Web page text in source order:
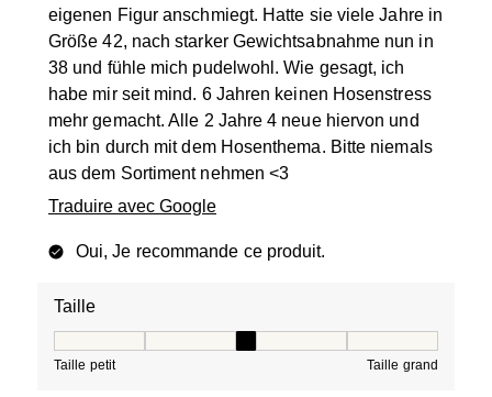
eigenen Figur anschmiegt. Hatte sie viele Jahre in
Größe 42, nach starker Gewichtsabnahme nun in
38 und fühle mich pudelwohl. Wie gesagt, ich
habe mir seit mind. 6 Jahren keinen Hosenstress
mehr gemacht. Alle 2 Jahre 4 neue hiervon und
ich bin durch mit dem Hosenthema. Bitte niemals
aus dem Sortiment nehmen <3
Traduire avec Google
Oui, Je recommande ce produit.
Taille
Taille petit Taille grand